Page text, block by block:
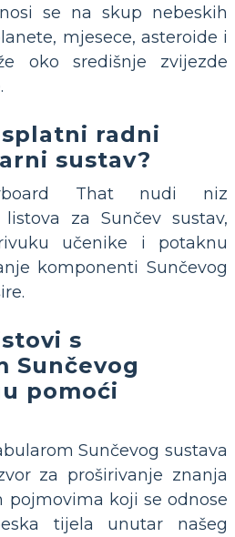
se na skup nebeskih
mjesece, asteroide i
oko središnje zvijezde
radni
sustav?
That nudi niz
za Sunčev sustav,
učenike i potaknu
komponenti Sunčevog
s
Sunčevog
pomoći
Sunčevog sustava
za proširivanje znanja
pojmovima koji se odnose
tijela unutar našeg